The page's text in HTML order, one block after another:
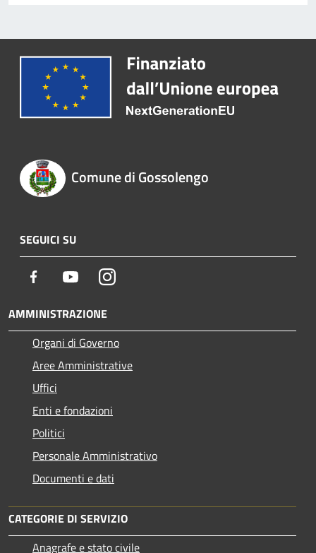
Comune di Gossolengo
SEGUICI SU
Facebook YoutubeInstagram
AMMINISTRAZIONE
Organi di Governo
Aree Amministrative
Uffici
Enti e fondazioni
Politici
Personale Amministrativo
Documenti e dati
CATEGORIE DI SERVIZIO
Anagrafe e stato civile